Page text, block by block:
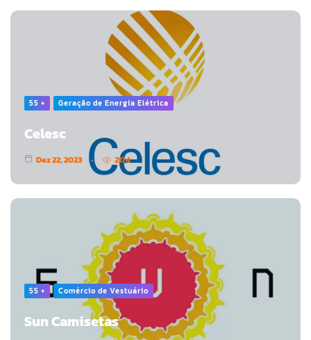
55 + Geração de Energia Elétrica
Celesc
Dez 22, 2023 2174
55 + Comércio de Vestuário
Sun Camisetas